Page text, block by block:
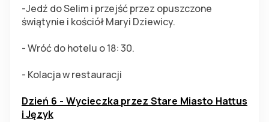
-Jedź do Selim i przejść przez opuszczone
świątynie i kościół Maryi Dziewicy.
- Wróć do hotelu o 18: 30.
- Kolacja w restauracji
Dzień 6 - Wycieczka przez Stare Miasto Hattus
i Język